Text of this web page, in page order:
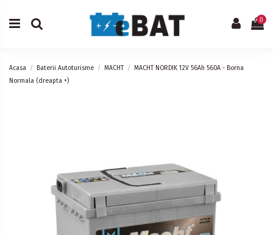
0
Acasa Baterii Autoturisme MACHT
MACHT NORDIK 12V 56Ah 560A - Borna
Normala (dreapta +)